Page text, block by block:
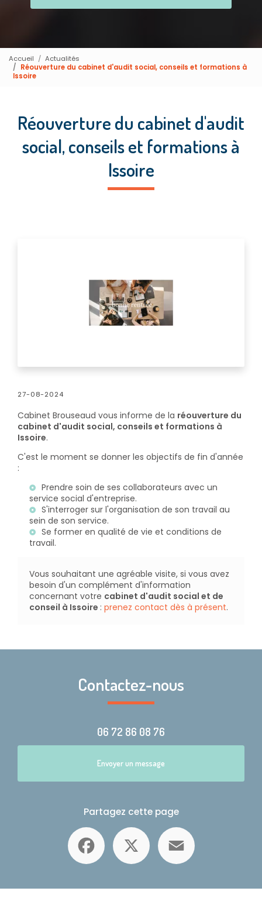
Accueil
Actualités
Réouverture du cabinet d'audit social, conseils et formations à
Issoire
Réouverture du cabinet d'audit
social, conseils et formations à
Issoire
27-08-2024
Cabinet Brouseaud vous informe de la réouverture du
cabinet d'audit social, conseils et formations à
Issoire.
C'est le moment se donner les objectifs de fin d'année
:
Prendre soin de ses collaborateurs avec un
service social d'entreprise.
S'interroger sur l'organisation de son travail au
sein de son service.
Se former en qualité de vie et conditions de
travail.
Vous souhaitant une agréable visite, si vous avez
besoin d'un complément d'information
concernant votre cabinet d'audit social et de
conseil à Issoire : prenez contact dès à présent.
Contactez-nous
06 72 86 08 76
Envoyer un message
Partagez cette page
Facebook